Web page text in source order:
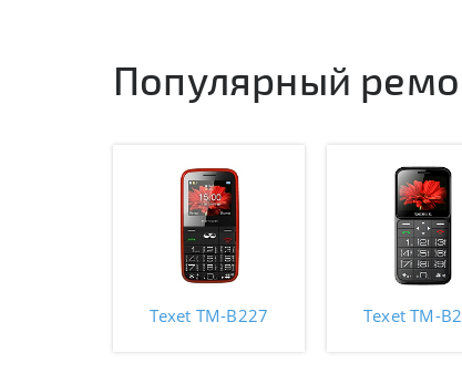
Популярный
Texet TM-B227 Texet TM-